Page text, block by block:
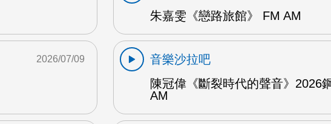
朱嘉雯《戀路旅館》 FM AM
2026/07/09
音樂沙拉吧
陳冠偉《斷裂時代的聲音》2026
AM